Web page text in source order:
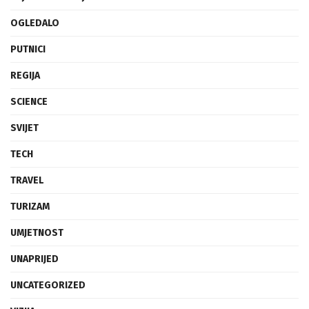
OGLEDALO
PUTNICI
REGIJA
SCIENCE
SVIJET
TECH
TRAVEL
TURIZAM
UMJETNOST
UNAPRIJED
UNCATEGORIZED